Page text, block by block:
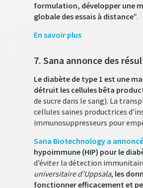
formulation, développer une
globale des essais à distance”.
En savoir plus
7. Sana annonce des
Le diabète de type 1 est une
détruit les cellules bêta
de sucre dans le sang). La
cellules saines productrices
immunosuppresseurs pour
Sana Biotechnology a annoncé
hypoimmune (HIP) pour le
d’éviter la détection
universitaire d’Uppsala, les
fonctionner efficacement et